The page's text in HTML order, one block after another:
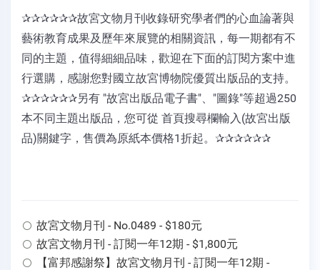
✰✰✰✰✰✰故宮文物月刊收錄研究學者們的心血論著與
藝術教育成果及歷年來展覽的相關資訊，每一期都有不
同的主題，值得細細品味，歡迎在下面的訂閱方案中進
行選購，感謝您對國立故宮博物院優質出版品的支持。
✰✰✰✰✰✰另有 "故宮出版品電子書"、"圖錄"等超過250
本不同主題出版品，您可從 首頁搜尋欄輸入(故宮出版
品)關鍵字，售價為原紙本價格1折起。✰✰✰✰✰✰
故宮文物月刊 - No.0489 - $180元
故宮文物月刊 - 訂閱一年12期 - $1,800元
【富邦感謝祭】故宮文物月刊 - 訂閱一年12期 -